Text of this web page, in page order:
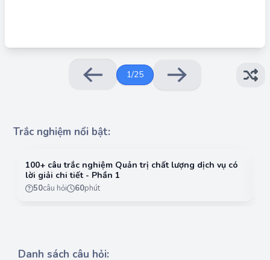
1/25
Trắc nghiệm nổi bật:
100+ câu trắc nghiệm Quản trị chất lượng dịch vụ có
lời giải chi tiết - Phần 1
50câu hỏi 60phút
Danh sách câu hỏi: